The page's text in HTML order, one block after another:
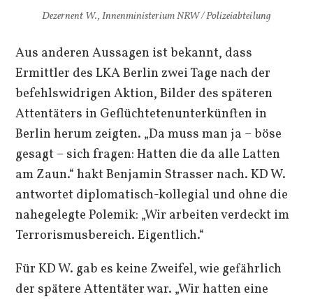
Dezernent W., Innenministerium NRW / Polizeiabteilung
Aus anderen Aussagen ist bekannt, dass
Ermittler des LKA Berlin zwei Tage nach der
befehlswidrigen Aktion, Bilder des späteren
Attentäters in Geflüchtetenunterkünften in
Berlin herum zeigten. „Da muss man ja – böse
gesagt – sich fragen: Hatten die da alle Latten
am Zaun.“ hakt Benjamin Strasser nach. KD W.
antwortet diplomatisch-kollegial und ohne die
nahegelegte Polemik: „Wir arbeiten verdeckt im
Terrorismusbereich. Eigentlich.“
Für KD W. gab es keine Zweifel, wie gefährlich
der spätere Attentäter war. „Wir hatten eine